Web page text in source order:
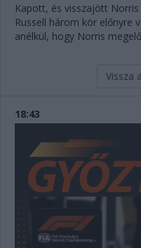
NEMZETKÖZI
RETRO
PODCAST
Kapott, és visszajött
Russell három kör előnyre
anélkül, hogy Norris
Vissza
18:43